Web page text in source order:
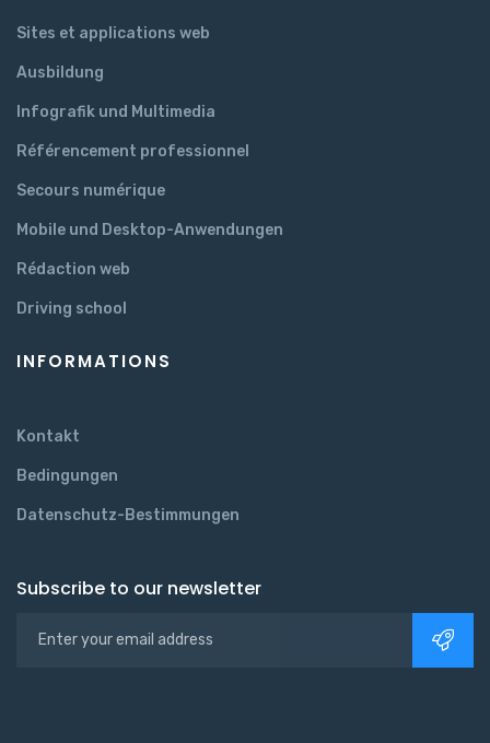
Sites et applications web
Ausbildung
Infografik und Multimedia
Référencement professionnel
Secours numérique
Mobile und Desktop-Anwendungen
Rédaction web
Driving school
INFORMATIONS
Kontakt
Bedingungen
Datenschutz-Bestimmungen
Subscribe to our newsletter